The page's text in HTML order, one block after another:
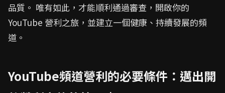
品質。 唯有如此，才能順利通過審查，開啟你的
YouTube 營利之旅，並建立一個健康、持續發展的頻
道。
YouTube頻道營利的必要條件：邁出開